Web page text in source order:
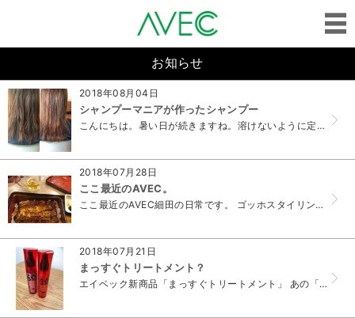
お知らせ
2018年08月04日
シャンプーマニアが作ったシャンプー
こんにちは。暑い日が続きますね。溶けないように定期的な体のケアをお勧めします(*´ω`*) さて、シャンプーマニアといえば&he...
2018年07月28日
ここ最近のAVEC。
ここ最近のAVEC細田の日常です。 ゴッホスタイリングの営業さんが来てくれた日に細田は「うなぎ」を克服。 しっかり仕事をしつつ、まっすぐトリートメントに...
2018年07月21日
まっすぐトリートメント？
エイベック新商品「まっすぐトリートメント」 あの「ゴッホ」より発売しています(*´ω`*) その名の通り BEFORE AFTE...